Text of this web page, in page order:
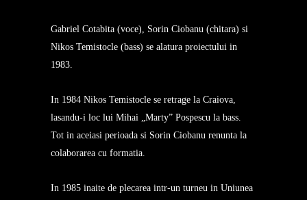
Gabriel Cotabita (voce), Sorin Ciobanu (chitara) si
Nikos Temistocle (bass) se alatura proiectului in
1983.
In 1984 Nikos Temistocle se retrage la Craiova,
lasandu-i loc lui Mihai „Marty” Pospescu la bass.
Tot in aceiasi perioada si Sorin Ciobanu renunta la
colaborarea cu formatia.
In 1985 inaite de plecarea intr-un turneu in Uniunea